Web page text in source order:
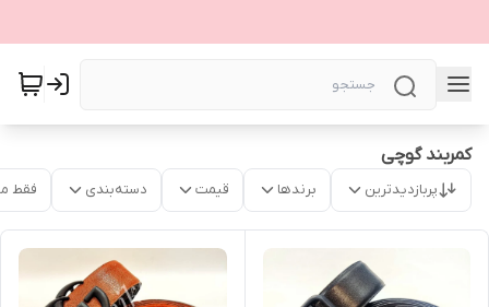
کمربند گوچی
پربازدیدترین برندها قیمت دسته‌بندی فقط